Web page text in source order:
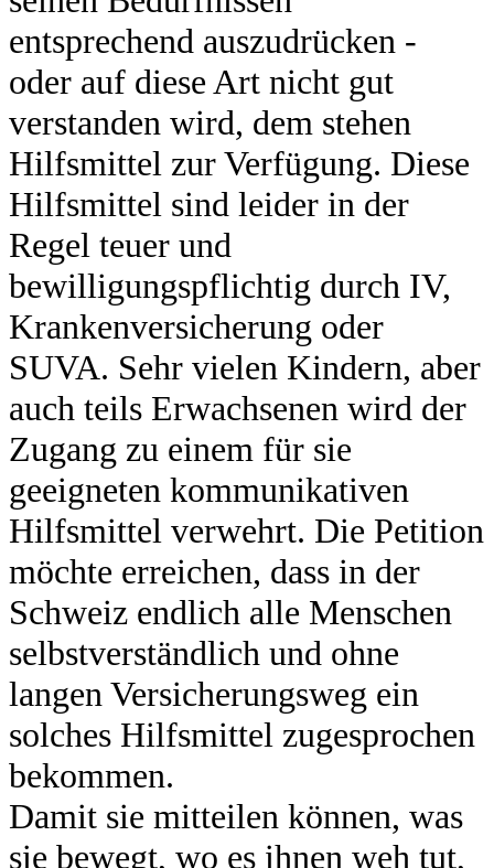
entsprechend auszudrücken -
oder auf diese Art nicht gut
verstanden wird, dem stehen
Hilfsmittel zur Verfügung. Diese
Hilfsmittel sind leider in der
Regel teuer und
bewilligungspflichtig durch IV,
Krankenversicherung oder
SUVA. Sehr vielen Kindern, aber
auch teils Erwachsenen wird der
Zugang zu einem für sie
geeigneten kommunikativen
Hilfsmittel verwehrt. Die Petition
möchte erreichen, dass in der
Schweiz endlich alle Menschen
selbstverständlich und ohne
langen Versicherungsweg ein
solches Hilfsmittel zugesprochen
bekommen.
Damit sie mitteilen können, was
sie bewegt, wo es ihnen weh tut,